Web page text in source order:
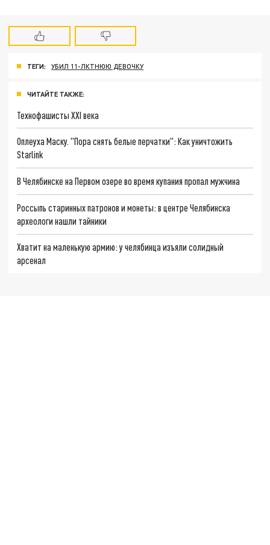
ТЕГИ: УБИЛ 11-ЛКТНЮЮ ДЕВОЧКУ
ЧИТАЙТЕ ТАКЖЕ:
Технофашисты XXI века
Оплеуха Маску. "Пора снять белые перчатки": Как уничтожить
Starlink
В Челябинске на Первом озере во время купания пропал мужчина
Россыпь старинных патронов и монеты: в центре Челябинска
археологи нашли тайники
Хватит на маленькую армию: у челябинца изъяли солидный
арсенал